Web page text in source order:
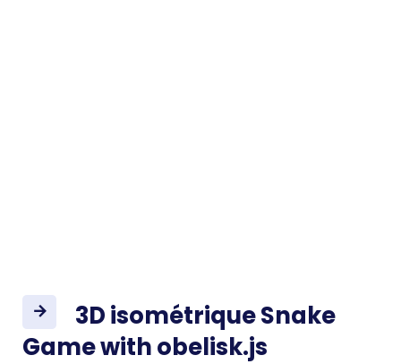
3D isométrique Snake
Game with obelisk.js